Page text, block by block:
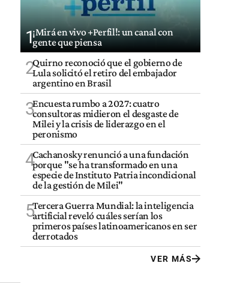
1¡Mirá en vivo +Perfil!: un canal con
gente que piensa
2Quirno reconoció que el gobierno de
Lula solicitó el retiro del embajador
argentino en Brasil
3Encuesta rumbo a 2027: cuatro
consultoras midieron el desgaste de
Milei y la crisis de liderazgo en el
peronismo
4Cachanosky renunció a una fundación
porque "se ha transformado en una
especie de Instituto Patria incondicional
de la gestión de Milei"
5Tercera Guerra Mundial: la inteligencia
artificial reveló cuáles serían los
primeros países latinoamericanos en ser
derrotados
VER MÁS